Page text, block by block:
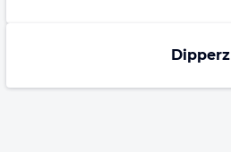
Dipperz